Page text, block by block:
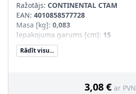
Ražotājs: CONTINENTAL CTAM
EAN: 4010858577728
Masa [kg]: 0,083
Iepakojuma garums [cm]: 15
Iepakojuma platums [cm]
Iepakojuma augstums [cm]
Rādīt visu...
3,08 € ar PVN